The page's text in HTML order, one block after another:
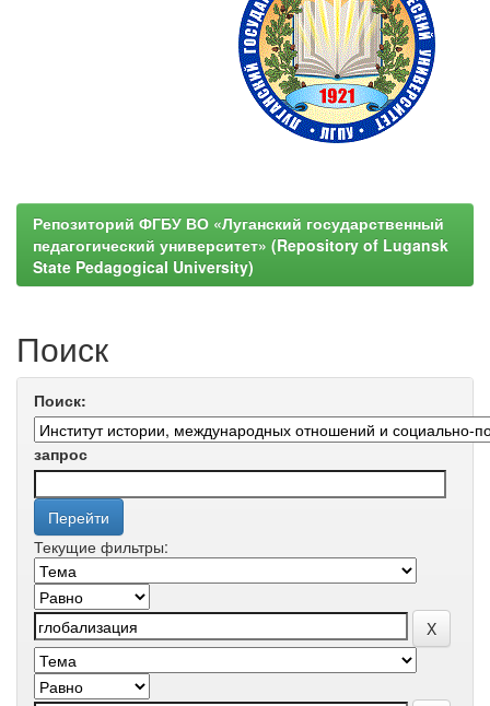
Репозиторий ФГБУ ВО «Луганский государственный
педагогический университет» (Repository of Lugansk
State Pedagogical University)
Поиск
Поиск:
запрос
Текущие фильтры: